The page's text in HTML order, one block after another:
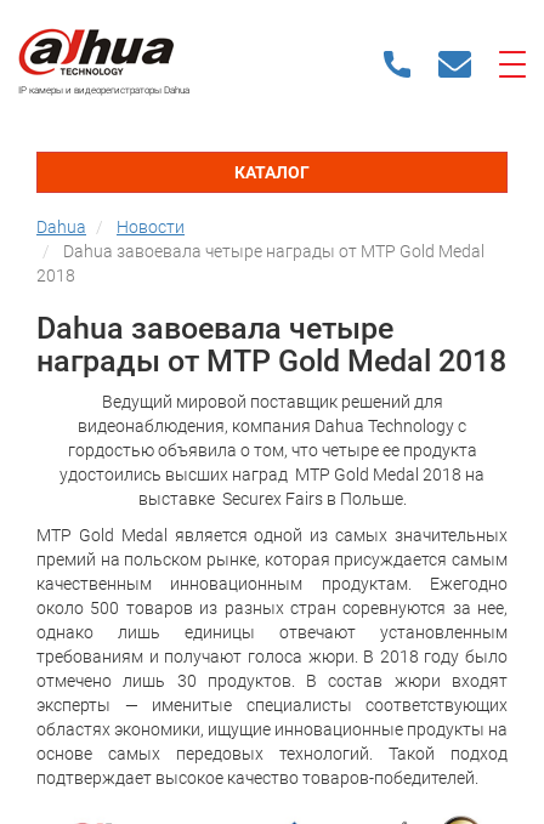
IP камеры и видеорегистраторы Dahua
КАТАЛОГ
Dahua
Новости
Dahua завоевала четыре награды от MTP Gold Medal
2018
Dahua завоевала четыре
награды от MTP Gold Medal 2018
Ведущий мировой поставщик решений для
видеонаблюдения, компания Dahua Technology с
гордостью объявила о том, что четыре ее продукта
удостоились высших наград MTP Gold Medal 2018 на
выставке Securex Fairs в Польше.
MTP Gold Medal является одной из самых значительных
премий на польском рынке, которая присуждается самым
качественным инновационным продуктам. Ежегодно
около 500 товаров из разных стран соревнуются за нее,
однако лишь единицы отвечают установленным
требованиям и получают голоса жюри. В 2018 году было
отмечено лишь 30 продуктов. В состав жюри входят
эксперты — именитые специалисты соответствующих
областях экономики, ищущие инновационные продукты на
основе самых передовых технологий. Такой подход
подтверждает высокое качество товаров-победителей.